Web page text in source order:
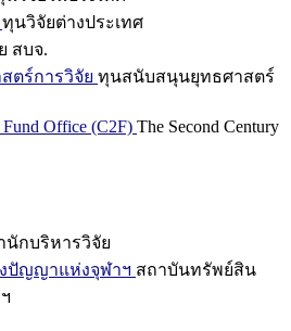
ทุนวิจัยต่างประเทศ
สบจ.
ตร์การวิจัย ทุนสนับสนุนยุทธศาสตร์
Fund Office (C2F) The Second Century
นักบริหารวิจัย
ปัญญาแห่งจุฬาฯ สถาบันทรัพย์สิน